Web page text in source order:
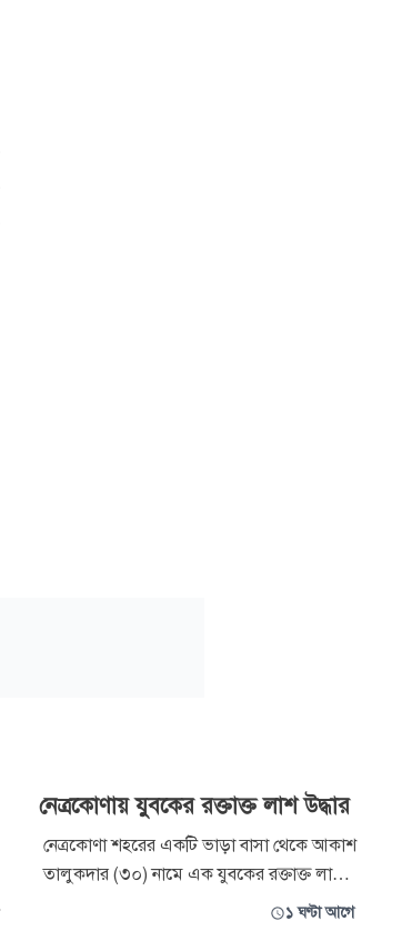
নেত্রকোণায় যুবকের রক্তাক্ত লাশ উদ্ধার
নেত্রকোণা শহরের একটি ভাড়া বাসা থেকে আকাশ
তালুকদার (৩০) নামে এক যুবকের রক্তাক্ত লাশ
উদ্ধার করেছে পুলিশ। বৃহস্পতিবার সন্ধ্যা ৬টায়
১ ঘণ্টা আগে